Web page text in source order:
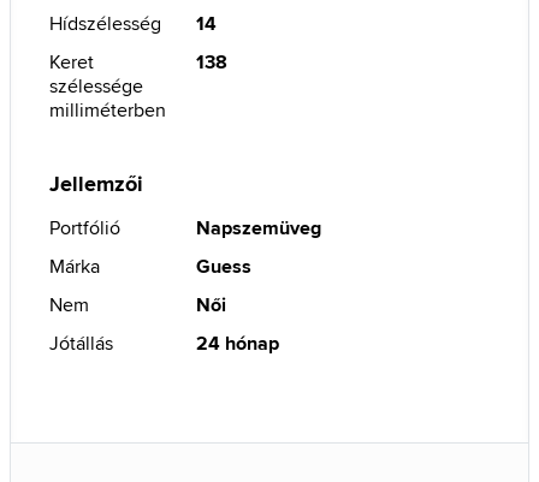
Hídszélesség
14
Keret
szélessége
milliméterben
138
Jellemzői
Portfólió
Napszemüveg
Márka
Guess
Nem
Női
Jótállás
24 hónap